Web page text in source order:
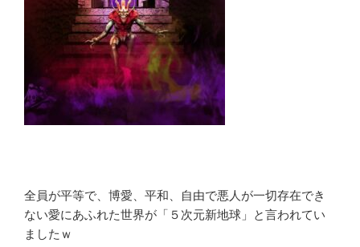
全員が平等で、博愛、平和、自由で悪人が一切存在でき
ない愛にあふれた世界が「５次元新地球」と言われてい
ましたｗ